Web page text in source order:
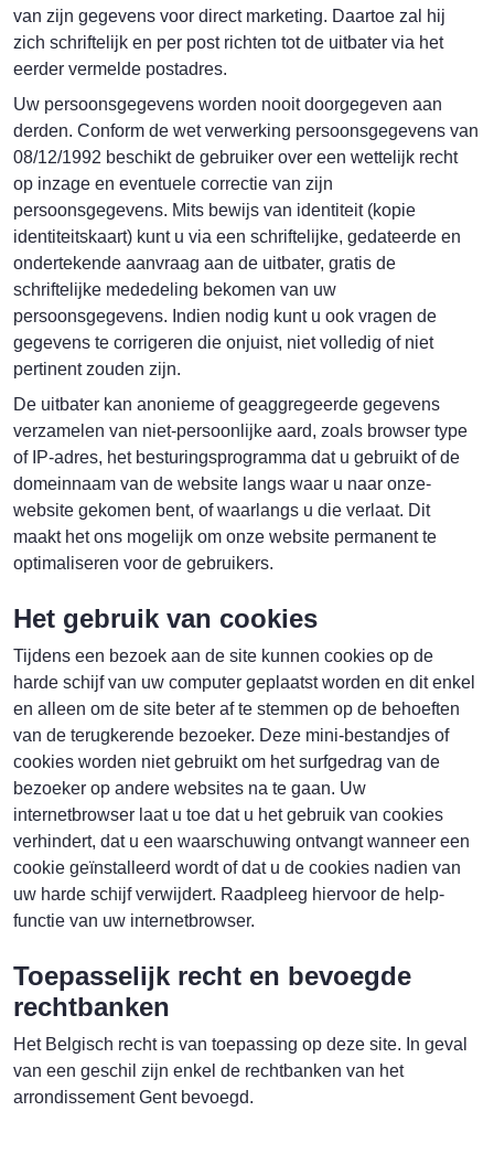
van zijn gegevens voor direct marketing. Daartoe zal hij
zich schriftelijk en per post richten tot de uitbater via het
eerder vermelde postadres.
Uw persoonsgegevens worden nooit doorgegeven aan
derden. Conform de wet verwerking persoonsgegevens van
08/12/1992 beschikt de gebruiker over een wettelijk recht
op inzage en eventuele correctie van zijn
persoonsgegevens. Mits bewijs van identiteit (kopie
identiteitskaart) kunt u via een schriftelijke, gedateerde en
ondertekende aanvraag aan de uitbater, gratis de
schriftelijke mededeling bekomen van uw
persoonsgegevens. Indien nodig kunt u ook vragen de
gegevens te corrigeren die onjuist, niet volledig of niet
pertinent zouden zijn.
De uitbater kan anonieme of geaggregeerde gegevens
verzamelen van niet-persoonlijke aard, zoals browser type
of IP-adres, het besturingsprogramma dat u gebruikt of de
domeinnaam van de website langs waar u naar onze-
website gekomen bent, of waarlangs u die verlaat. Dit
maakt het ons mogelijk om onze website permanent te
optimaliseren voor de gebruikers.
Het gebruik van cookies
Tijdens een bezoek aan de site kunnen cookies op de
harde schijf van uw computer geplaatst worden en dit enkel
en alleen om de site beter af te stemmen op de behoeften
van de terugkerende bezoeker. Deze mini-bestandjes of
cookies worden niet gebruikt om het surfgedrag van de
bezoeker op andere websites na te gaan. Uw
internetbrowser laat u toe dat u het gebruik van cookies
verhindert, dat u een waarschuwing ontvangt wanneer een
cookie geïnstalleerd wordt of dat u de cookies nadien van
uw harde schijf verwijdert. Raadpleeg hiervoor de help-
functie van uw internetbrowser.
Toepasselijk recht en bevoegde
rechtbanken
Het Belgisch recht is van toepassing op deze site. In geval
van een geschil zijn enkel de rechtbanken van het
arrondissement Gent bevoegd.